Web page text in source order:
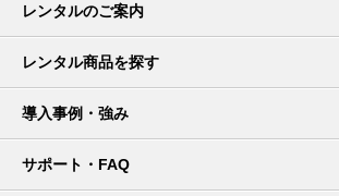
レンタルのご案内
レンタル商品を探す
導入事例・強み
サポート・FAQ